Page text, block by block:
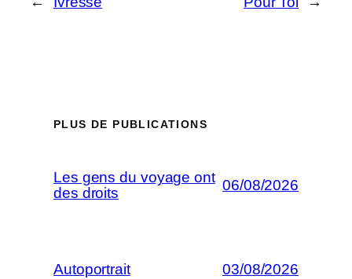
PLUS DE PUBLICATIONS
Les gens du voyage ont
des droits
06/08/2026
Autoportrait 03/08/2026